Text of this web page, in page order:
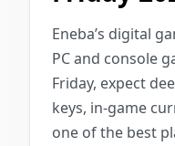
Eneba’s digital
PC and console
Friday, expect
keys, in-game
one of the best